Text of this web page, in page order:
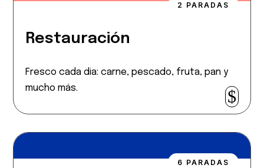
2 PARADAS
Restauración
Fresco cada dia: carne, pescado, fruta, pan y
mucho más.
$
6 PARADAS